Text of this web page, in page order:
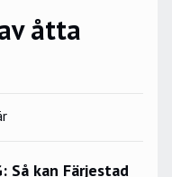
åtta
Så kan Färjestad